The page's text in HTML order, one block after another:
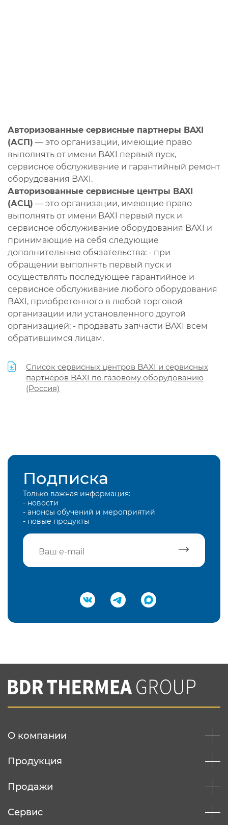
Авторизованные сервисные партнеры BAXI
(АСП) — это организации, имеющие право
выполнять от имени BAXI первый пуск,
сервисное обслуживание и гарантийный ремонт
оборудования BAXI.
Авторизованные сервисные центры BAXI
(АСЦ) — это организации, имеющие право
выполнять от имени BAXI первый пуск и
сервисное обслуживание оборудования BAXI и
принимающие на себя следующие
дополнительные обязательства: - при
обращении выполнять первый пуск и
осуществлять последующее гарантийное и
сервисное обслуживание любого оборудования
BAXI, приобретенного в любой торговой
организации или установленного другой
организацией; - продавать запчасти BAXI всем
обратившимся лицам.
Список сервисных центров BAXI и сервисных
партнёров BAXI по газовому оборудованию
(Россия)
Подписка
Только важная информация:
- новости
- анонсы обучений и мероприятий
- новые продукты
Подтвердить e-mail
Вы соглашаетесь с нашей политикой
конфеденциальности
О компании
Продукция
Продажи
Сервис